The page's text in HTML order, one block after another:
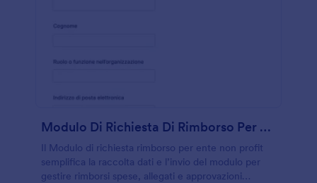
Modulo Di Richiesta Di Rimborso Per Organizzazioni Non Profit
Il Modulo di richiesta rimborso per ente non profit
semplifica la raccolta dati e l’invio del modulo per
gestire rimborsi spese, allegati e approvazioni